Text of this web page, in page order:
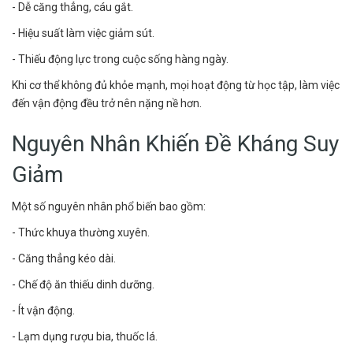
- Dễ căng thẳng, cáu gắt.
- Hiệu suất làm việc giảm sút.
- Thiếu động lực trong cuộc sống hàng ngày.
Khi cơ thể không đủ khỏe mạnh, mọi hoạt động từ học tập, làm việc
đến vận động đều trở nên nặng nề hơn.
Nguyên Nhân Khiến Đề Kháng Suy
Giảm
Một số nguyên nhân phổ biến bao gồm:
- Thức khuya thường xuyên.
- Căng thẳng kéo dài.
- Chế độ ăn thiếu dinh dưỡng.
- Ít vận động.
- Lạm dụng rượu bia, thuốc lá.